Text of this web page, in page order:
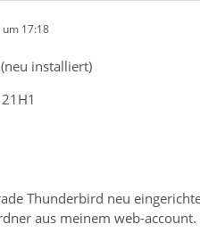
17:18
installiert)
Thunderbird neu
aus meinem web-